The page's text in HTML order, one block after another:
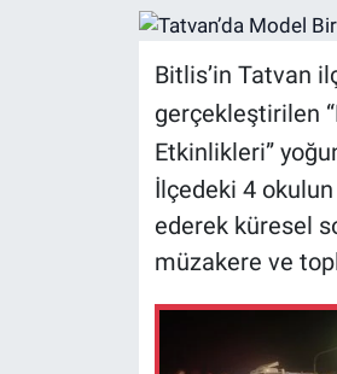
Bitlis’in Tatvan
gerçekleştirilen
Etkinlikleri”
İlçedeki 4
ederek küresel
müzakere ve
Resmi İlanlar